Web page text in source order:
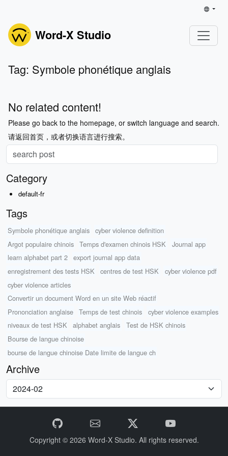
Word-X Studio
Tag: Symbole phonétique anglais
No related content!
Please go back to the homepage, or switch language and search.
请返回首页，或者切换语言进行搜索。
Category
default-fr
Tags
Symbole phonétique anglais
cyber violence definition
Argot populaire chinois
Temps d'examen chinois HSK
Journal app
learn alphabet part 2
export journal app data
enregistrement des tests HSK
centres de test HSK
cyber violence pdf
cyber violence articles
Convertir un document Word en un site Web réactif
Prononciation anglaise
Temps de test chinois
cyber violence examples
niveaux de test HSK
alphabet anglais
Test de HSK chinois
Bourse de langue chinoise
bourse de langue chinoise Date limite de langue ch
Archive
Copyright © 2026 Word-X Studio. All rights reserved.